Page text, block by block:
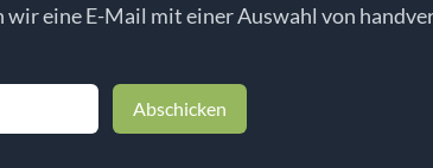
wir eine E-Mail mit einer Auswahl von
Abschicken